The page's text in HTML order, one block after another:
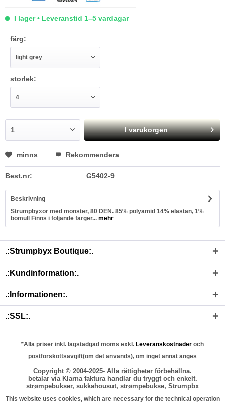
I lager • Leveranstid 1–5 vardagar
färg:
storlek:
I varukorgen
minns Rekommendera
Best.nr: G5402-9
Beskrivning
Strumpbyxor med mönster, 80 DEN. 85% polyamid 14% elastan, 1%
bomull Finns i följande färger... mehr
.:Strumpbyx Boutique:.
.:Kundinformation:.
.:Informationen:.
.:SSL:.
*Alla priser inkl. lagstadgad moms exkl. Leveranskostnader och
postförskottsavgift(om det används), om inget annat anges
Copyright © 2004-2025- Alla rättigheter förbehållna.
betalar via Klarna faktura handlar du tryggt och enkelt.
strømpebukser, sukkahousut, strømpebukse, Strumpbx
This website uses cookies, which are necessary for the technical operation